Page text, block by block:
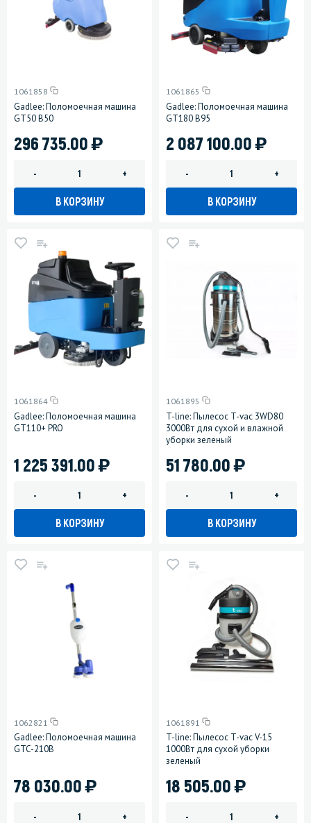
1061858
Gadlee: Поломоечная машина
GT50 B50
296 735.00)
- +
В КОРЗИНУ
1061865
Gadlee: Поломоечная машина
GT180 B95
2 087 100.00)
- +
В КОРЗИНУ
1061864
Gadlee: Поломоечная машина
GT110+ PRO
1 225 391.00)
- +
В КОРЗИНУ
1061895
T-line: Пылесос T-vac 3WD80
3000Вт для сухой и влажной
уборки зеленый
51 780.00)
- +
В КОРЗИНУ
1062821
Gadlee: Поломоечная машина
GTC-210B
78 030.00)
- +
1061891
T-line: Пылесос T-vac V-15
1000Вт для сухой уборки
зеленый
18 505.00)
- +